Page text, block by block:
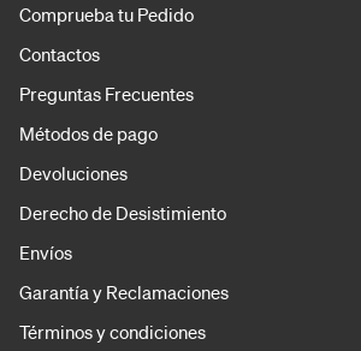
Comprueba tu Pedido
Contactos
Preguntas Frecuentes
Métodos de pago
Devoluciones
Derecho de Desistimiento
Envíos
Garantía y Reclamaciones
Términos y condiciones